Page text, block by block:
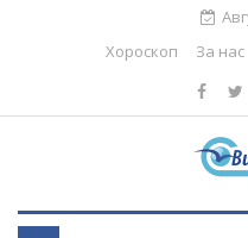
Хороскоп
За нас